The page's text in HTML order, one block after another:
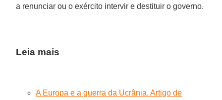
a renunciar ou o exército intervir e destituir o governo.
Leia mais
A Europa e a guerra da Ucrânia. Artigo de